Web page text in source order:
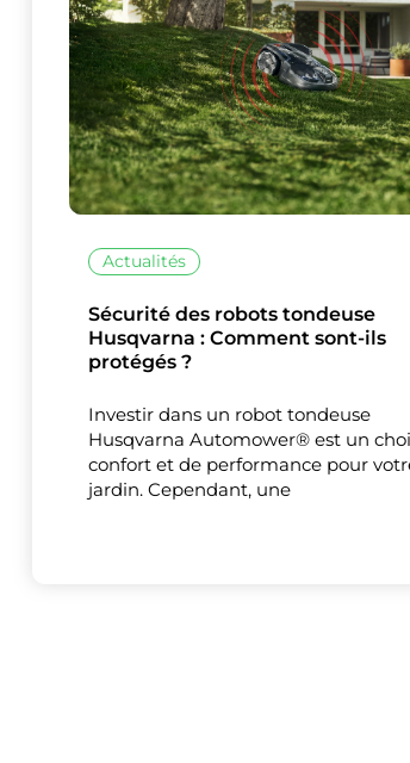
Actualités
Sécurité des robots tondeuse
Husqvarna : Comment sont-ils
protégés ?
Investir dans un robot tondeuse
Husqvarna Automower® est un
confort et de performance pour
jardin. Cependant, une